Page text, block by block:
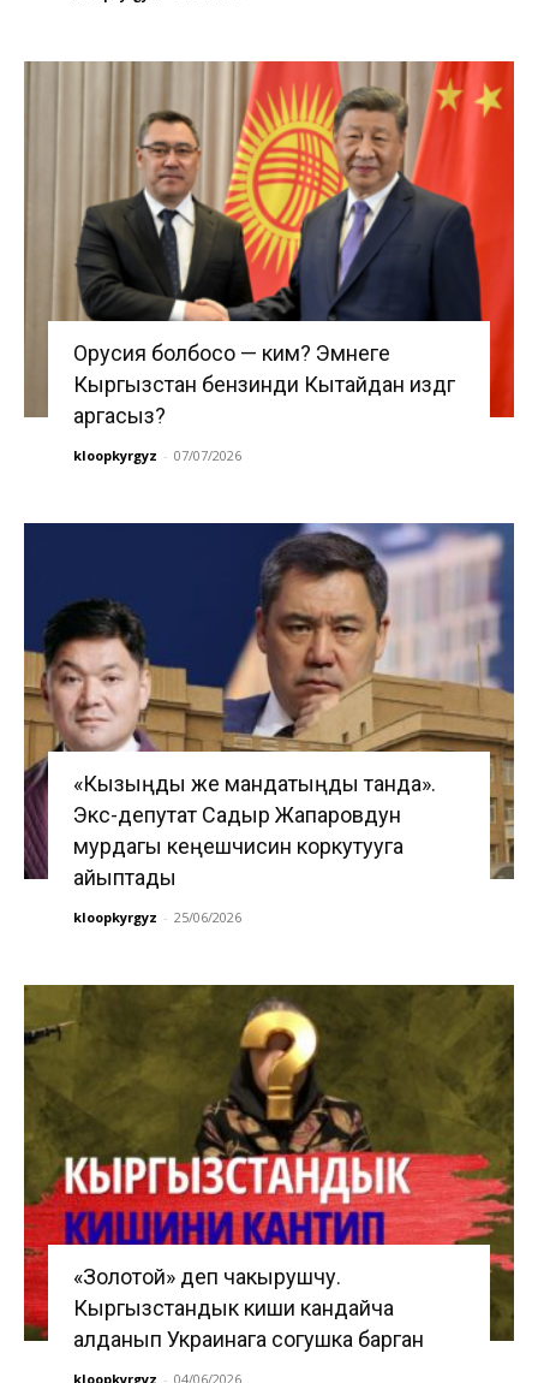
Орусия болбосо — ким? Эмнеге
Кыргызстан бензинди Кытайдан издөөгө
аргасыз?
kloopkyrgyz - 07/07/2026
«Кызыңды же мандатыңды танда».
Экс-депутат Садыр Жапаровдун
мурдагы кеңешчисин коркутууга
айыптады
kloopkyrgyz - 25/06/2026
«Золотой» деп чакырушчу.
Кыргызстандык киши кандайча
алданып Украинага согушка барган
kloopkyrgyz - 04/06/2026